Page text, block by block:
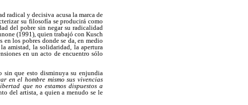
radical y decisiva acusa la marca de
su filosofía se producirá como
del pobre sin negar su radicalidad
(1991), quien trabajó con Kusch
los pobres donde se da, en medio
amistad, la solidaridad, la apertura
en un acto de encuentro sólo
sin que esto disminuya su enjundia
en el hombre mismo sus vivencias
que no estamos dispuestos a
del artista, a quien a menudo se le